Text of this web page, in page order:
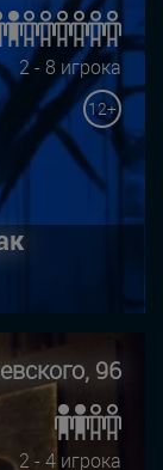
2 - 8 игрока
12+
96
2 - 4 игрока